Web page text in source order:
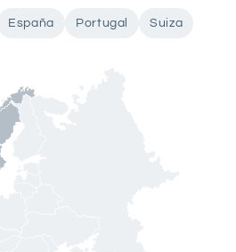
España Portugal Suiza